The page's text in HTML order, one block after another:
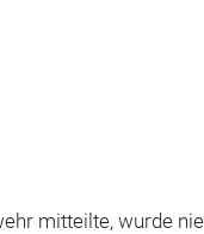
mitteilte, wurde